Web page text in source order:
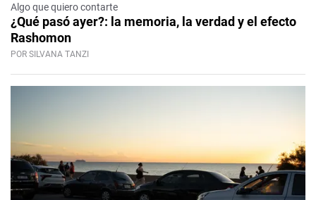
Algo que quiero contarte
¿Qué pasó ayer?: la memoria, la verdad y el efecto
Rashomon
POR SILVANA TANZI